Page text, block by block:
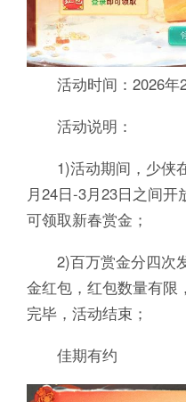
活动时间：2026年2
活动说明：
1)活动期间，少侠
月24日-3月23日之间
可领取新春赏金；
2)百万赏金分四次
金红包，红包数量有限
完毕，活动结束；
佳期有约